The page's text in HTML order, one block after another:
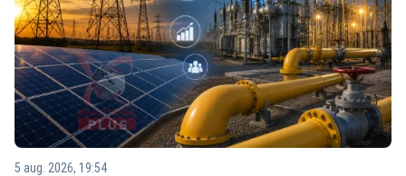
5 aug. 2026, 19:54